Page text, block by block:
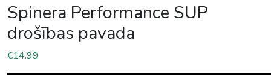
Spinera Performance SUP
drošības pavada
€14.99